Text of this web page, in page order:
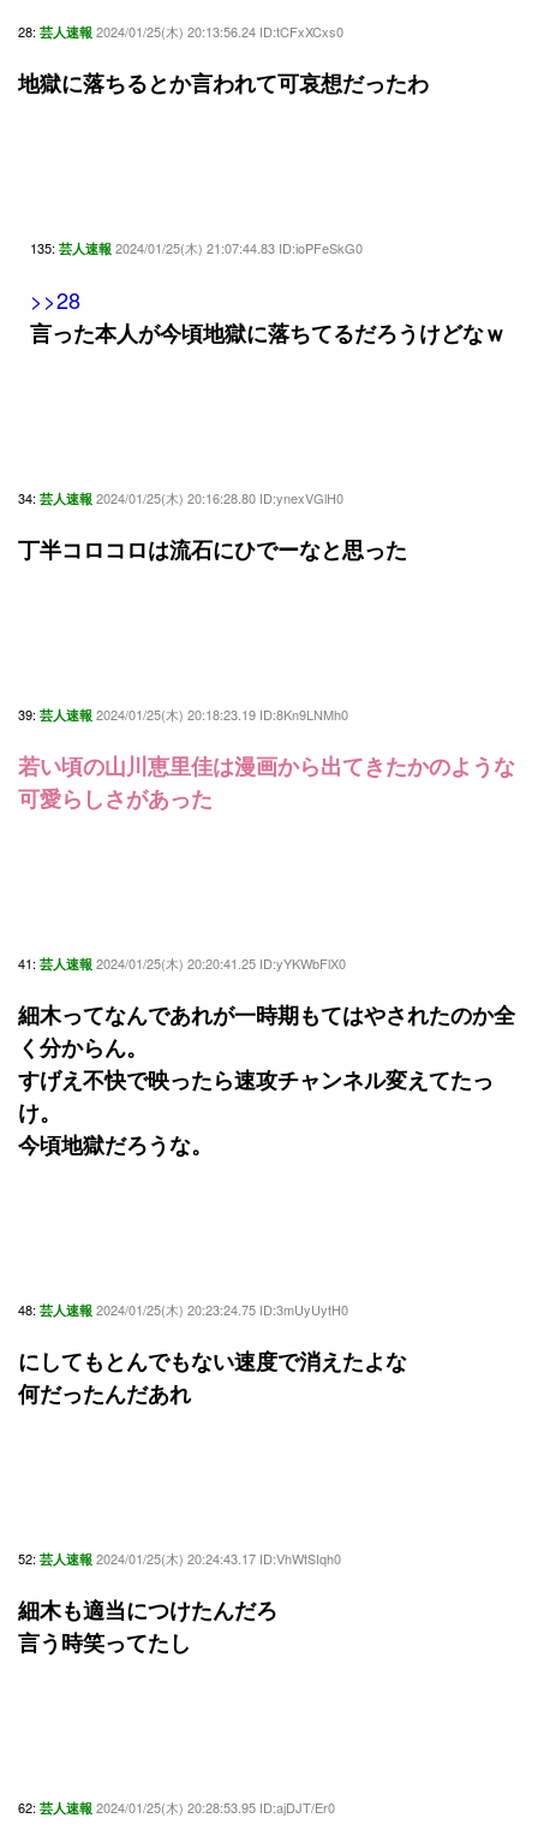
28: 芸人速報 2024/01/25(木) 20:13:56.24 ID:tCFxXCxs0
地獄に落ちるとか言われて可哀想だったわ
135: 芸人速報 2024/01/25(木) 21:07:44.83 ID:ioPFeSkG0
>>28
言った本人が今頃地獄に落ちてるだろうけどなｗ
34: 芸人速報 2024/01/25(木) 20:16:28.80 ID:ynexVGlH0
丁半コロコロは流石にひでーなと思った
39: 芸人速報 2024/01/25(木) 20:18:23.19 ID:8Kn9LNMh0
若い頃の山川恵里佳は漫画から出てきたかのような
可愛らしさがあった
41: 芸人速報 2024/01/25(木) 20:20:41.25 ID:yYKWbFlX0
細木ってなんであれが一時期もてはやされたのか全
く分からん。
すげえ不快で映ったら速攻チャンネル変えてたっ
け。
今頃地獄だろうな。
48: 芸人速報 2024/01/25(木) 20:23:24.75 ID:3mUyUytH0
にしてもとんでもない速度で消えたよな
何だったんだあれ
52: 芸人速報 2024/01/25(木) 20:24:43.17 ID:VhWtSIqh0
細木も適当につけたんだろ
言う時笑ってたし
62: 芸人速報 2024/01/25(木) 20:28:53.95 ID:ajDJT/Er0